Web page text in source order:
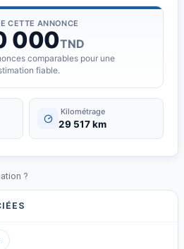
CETTE ANNONCE
000TND
comparables pour une
fiable.
Kilométrage
29 517 km
?